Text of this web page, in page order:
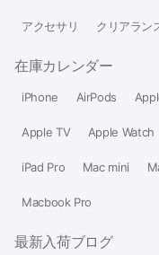
アクセサリ クリアラン
在庫カレンダー
iPhone AirPods
Apple TV Apple Watch
iPad Pro Mac mini
Macbook Pro
最新入荷ブログ